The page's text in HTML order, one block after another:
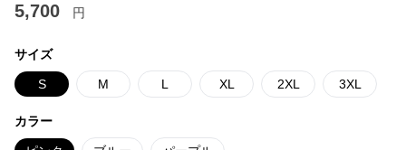
5,700 円
サイズ
S M L XL 2XL 3XL
カラー